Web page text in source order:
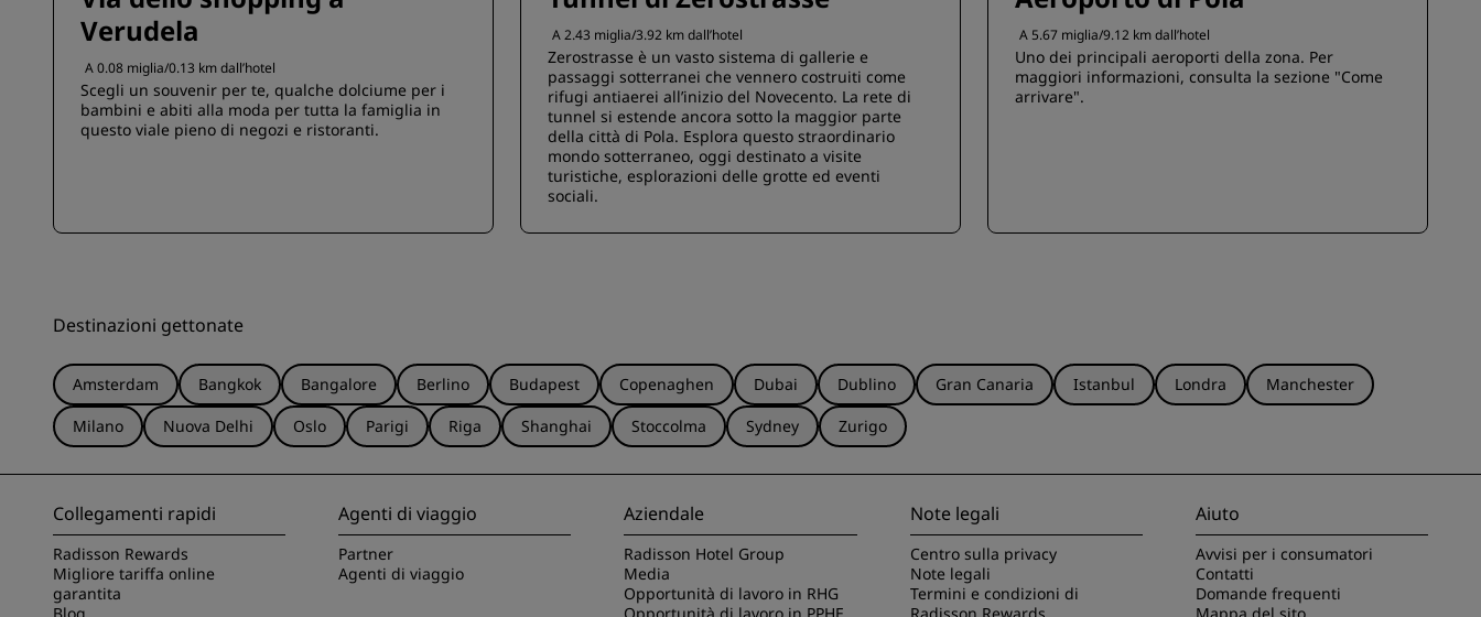
Verudela
A 0.08 miglia/0.13 km dall’hotel
Scegli un souvenir per te, qualche dolciume per i
bambini e abiti alla moda per tutta la famiglia in
questo viale pieno di negozi e ristoranti.
A 2.43 miglia/3.92 km dall’hotel
Zerostrasse è un vasto sistema di gallerie e
passaggi sotterranei che vennero costruiti come
rifugi antiaerei all’inizio del Novecento. La rete di
tunnel si estende ancora sotto la maggior parte
della città di Pola. Esplora questo straordinario
mondo sotterraneo, oggi destinato a visite
turistiche, esplorazioni delle grotte ed eventi
sociali.
A 5.67 miglia/9.12 km dall’hotel
Uno dei principali aeroporti della zona. Per
maggiori informazioni, consulta la sezione "Come
arrivare".
Destinazioni gettonate
Amsterdam Bangkok Bangalore Berlino Budapest Copenaghen Dubai Dublino Gran Canaria Istanbul Londra
Manchester
Milano
Nuova Delhi Oslo Parigi Riga Shanghai Stoccolma Sydney Zurigo
Collegamenti rapidi
Radisson Rewards
Migliore tariffa online
garantita
Agenti di viaggio
Partner
Agenti di viaggio
Aziendale
Radisson Hotel Group
Media
Opportunità di lavoro in RHG
Note legali
Centro sulla privacy
Note legali
Termini e condizioni di
Aiuto
Avvisi per i consumatori
Contatti
Domande frequenti